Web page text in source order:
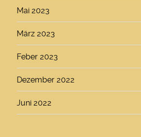
Mai 2023
März 2023
Feber 2023
Dezember 2022
Juni 2022